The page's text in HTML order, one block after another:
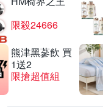
限殺24666
熊津黑蔘飲 買
1送2
限搶超值組